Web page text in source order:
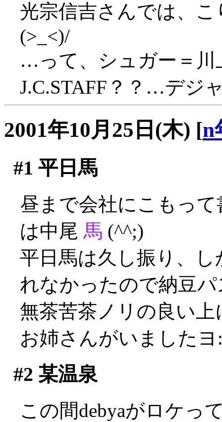
光宗信吉さんでは、
(>_<)/
…って、シュガー＝川
J.C.STAFF？？…デジ
2001年10月25日(木) [n
#1 平日馬
昼まで会社にこもっ
は中尾 馬 (^^;)
平日馬は久し振り、
れなかったので納豆
無茶苦茶ノリの良い
お姉さんがいましたヨ
#2 某温泉
この間debyaがロケっ